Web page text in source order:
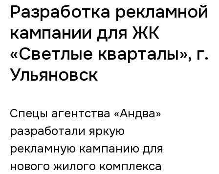
Разработка рекламной
кампании для ЖК
«Светлые кварталы», г.
Ульяновск
Спецы агентства «Андва»
разработали яркую
рекламную кампанию для
нового жилого комплекса